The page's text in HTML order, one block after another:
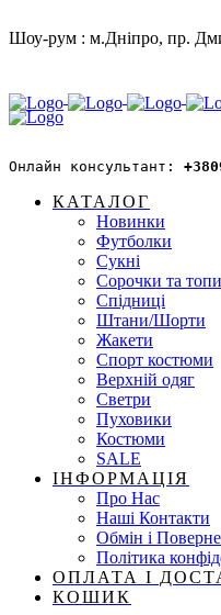
Шоу-рум : м.Дніпро, пр.
Онлайн консультант:
КАТАЛОГ
Новинки
Футболки
Сукні
Сорочки та топи
Спідниці
Штани/Шорти
Жакети
Спорт костюми
Верхній одяг
Светри
Пуховики
Костюми
SALE
ІНФОРМАЦІЯ
Про Нас
Наші Контакти
Обмін і
Політика
ОПЛАТА І
КОШИК
ЛАЙНЕР-
Original
price
was:
4,000 ₴.
3,000₴Current
price
is:
3,000 ₴.
Об’ємний лайнер-сорочка
накладні кишені на
наповнювач біопух,
моделі розмір M/L при
Колір
ЛАЙНЕР-
СОРОЧКА
КИШЕНЯМИ
quantity
До кошика
SKU:17871 Category: